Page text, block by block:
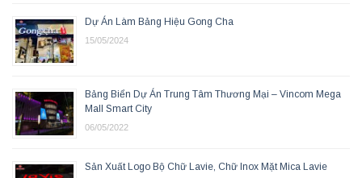
Dự Án Làm Bảng Hiệu Gong Cha
15/05/2024
Bảng Biển Dự Án Trung Tâm Thương Mại – Vincom Mega
Mall Smart City
06/05/2022
Sản Xuất Logo Bộ Chữ Lavie, Chữ Inox Mặt Mica Lavie